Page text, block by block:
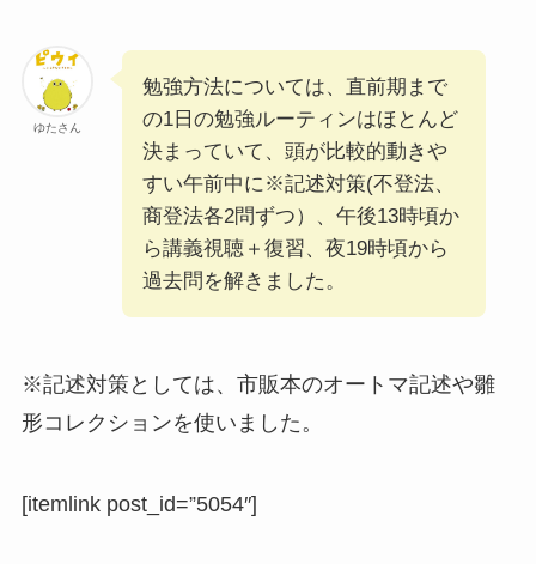
ゆたさん
勉強方法については、直前期まで
の1日の勉強ルーティンはほとんど
決まっていて、頭が比較的動きや
すい午前中に※記述対策(不登法、
商登法各2問ずつ）、午後13時頃か
ら講義視聴＋復習、夜19時頃から
過去問を解きました。
※記述対策としては、市販本のオートマ記述や雛
形コレクションを使いました。
[itemlink post_id=”5054″]